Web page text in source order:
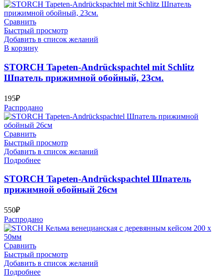
Сравнить
Быстрый просмотр
Добавить в список желаний
В корзину
STORCH Tapeten-Andrückspachtel mit Schlitz
Шпатель прижимной обойный, 23см.
195₽
Распродано
Сравнить
Быстрый просмотр
Добавить в список желаний
Подробнее
STORCH Tapeten-Andrückspachtel Шпатель
прижимной обойный 26см
550₽
Распродано
Сравнить
Быстрый просмотр
Добавить в список желаний
Подробнее